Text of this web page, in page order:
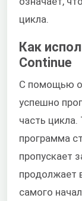
цикла.
Как
Continue
С помощью
успешно
часть
программа
пропускает
продолжает
самого